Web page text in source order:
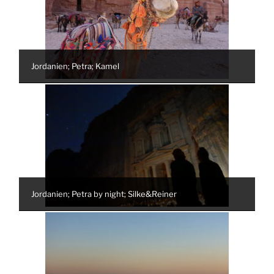
Jordanien; Petra; Kamel
Jordanien; Petra by night; Silke&Reiner